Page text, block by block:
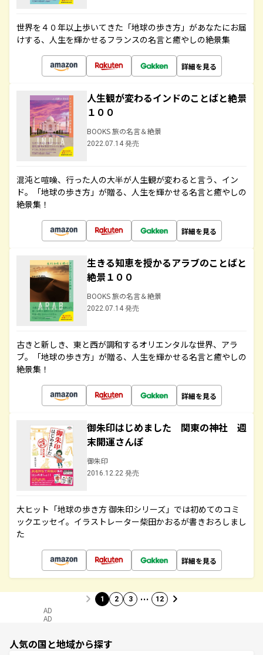
世界を４０年以上歩いてきた「地球の歩き方」があなたにお届
けする、人生を輝かせるフランスの名言と癒やしの絶景集
詳細を見る
人生観が変わるインドのことばと絶景
１００
BOOKS 旅の名言＆絶景
2022.07.14 発売
混沌と喧噪、行った人の大半が人生観が変わると言う、イン
ド。「地球の歩き方」が贈る、人生を輝かせる名言と癒やしの
絶景集！
詳細を見る
生きる知恵を授かるアラブのことばと
絶景１００
BOOKS 旅の名言＆絶景
2022.07.14 発売
古きと新しき、東と西が調和するオリエンタルな世界、アラ
ブ。「地球の歩き方」が贈る、人生を輝かせる名言と癒やしの
絶景集！
詳細を見る
御朱印はじめました 関東の神社 週
末開運さんぽ
御朱印
2016.12.22 発売
大ヒット「地球の歩き方 御朱印シリーズ」では初めてのコミ
ックエッセイ。イラストレーター柴田かおるが書きおろしまし
た
詳細を見る
1 2 3 … 12
AD
AD
人気の国と地域から探す